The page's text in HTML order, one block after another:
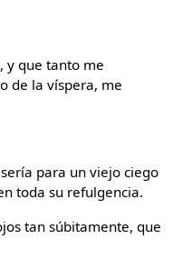
y que tanto me
de la víspera, me
para un viejo ciego
toda su refulgencia.
tan súbitamente, que